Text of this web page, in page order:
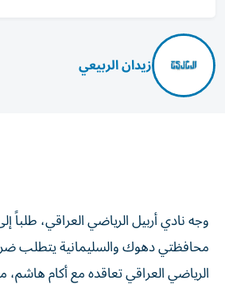
زيدان الربيعي
وجه نادي أربيل الرياضي العراقي، طلباً
محافظتي دهوك والسليمانية يتطلب
الرياضي العراقي تعاقده مع أكام